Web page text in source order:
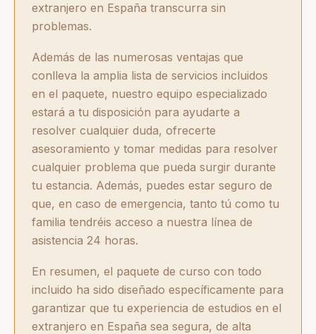
extranjero en España transcurra sin
problemas.
Además de las numerosas ventajas que
conlleva la amplia lista de servicios incluidos
en el paquete, nuestro equipo especializado
estará a tu disposición para ayudarte a
resolver cualquier duda, ofrecerte
asesoramiento y tomar medidas para resolver
cualquier problema que pueda surgir durante
tu estancia. Además, puedes estar seguro de
que, en caso de emergencia, tanto tú como tu
familia tendréis acceso a nuestra línea de
asistencia 24 horas.
En resumen, el paquete de curso con todo
incluido ha sido diseñado específicamente para
garantizar que tu experiencia de estudios en el
extranjero en España sea segura, de alta